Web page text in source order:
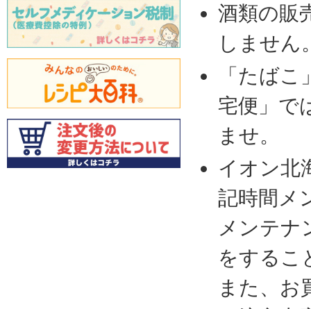
酒類の販
しません
「たば
宅便」で
ませ。
イオン北
記時間メ
メンテナ
をするこ
また、お